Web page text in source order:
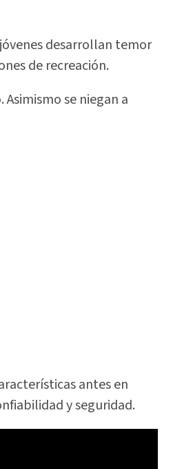
desarrollan temor
de recreación.
se niegan a
antes en
y seguridad.